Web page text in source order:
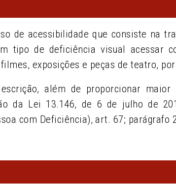
de acessibilidade que consiste na
tipo de deficiência visual acessar
exposições e peças de teatro,
além de proporcionar
da Lei 13.146, de 6 de julho de
com Deficiência), art. 67; parágrafo